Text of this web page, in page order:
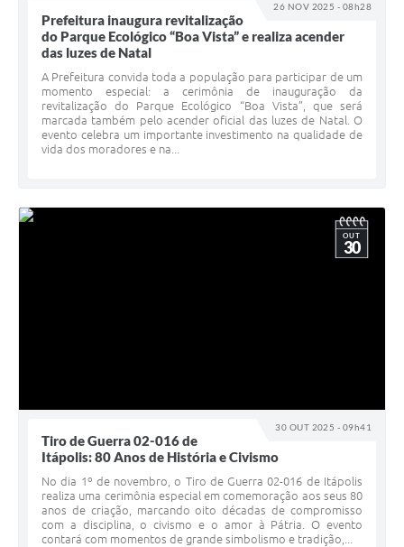
26 NOV 2025 - 08h28
Prefeitura inaugura revitalização
do Parque Ecológico “Boa Vista” e realiza acender
das luzes de Natal
A Prefeitura convida toda a população para participar de um
momento especial: a cerimônia de inauguração da
revitalização do Parque Ecológico “Boa Vista”, que será
marcada também pelo acender oficial das luzes de Natal. O
evento celebra um importante investimento na qualidade de
vida dos moradores e na...
30 OUT 2025 - 09h41
OUT
30
Tiro de Guerra 02-016 de
Itápolis: 80 Anos de História e Civismo
No dia 1º de novembro, o Tiro de Guerra 02-016 de Itápolis
realiza uma cerimônia especial em comemoração aos seus 80
anos de criação, marcando oito décadas de compromisso
com a disciplina, o civismo e o amor à Pátria. O evento
contará com momentos de grande simbolismo e tradição,...